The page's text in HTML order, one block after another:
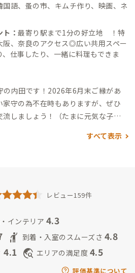
キヨシ：徒歩3分（ドラッグストア）
丹波橋店：徒歩12分（ドラッグスト
徒歩12分 ・納屋町商店街：徒歩20分
国語、蚤の市、キムチ作り、映画、ネ
： 最寄り駅まで1分の好立地 ！特
阪、奈良のアクセス◎広い共用スペー
仕事したり、一緒に料理もできま
内田です！2026年6月末ご縁があ
守の為不在時もありますが、ぜひ
しましょう！（たまに元気な子供
ろんな縁がつながればと思っています
すべて表示
レビュー159件
インテリア 4.3
hail 到着・入室のスムーズさ 4.8
4.1 travel_explore エリアの満足度 4.5
評価基準について